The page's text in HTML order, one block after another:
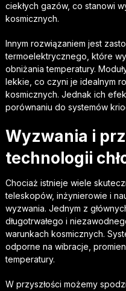
ciekłych gazów, co stanowi
kosmicznych.
Innym rozwiązaniem jest
termoelektrycznego, które
obniżania temperatury.
lekkie, co czyni je idealnym
kosmicznych. Jednak ich
porównaniu do systemów
Wyzwania i
technologii
Chociaż istnieje wiele
teleskopów, inżynierowie i
wyzwania. Jednym z
długotrwałego i
warunkach kosmicznych.
odporne na wibracje,
temperatury.
W przyszłości możemy